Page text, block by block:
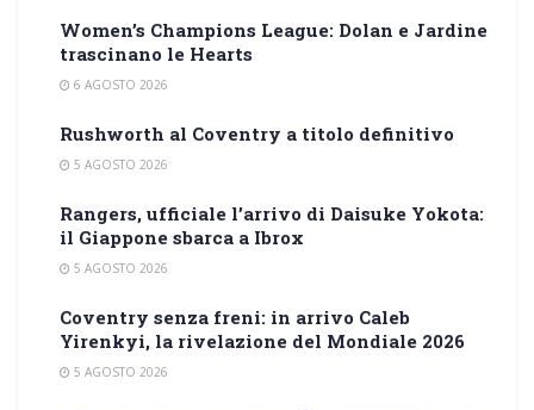
Women’s Champions League: Dolan e Jardine
trascinano le Hearts
6 AGOSTO 2026
Rushworth al Coventry a titolo definitivo
5 AGOSTO 2026
Rangers, ufficiale l’arrivo di Daisuke Yokota:
il Giappone sbarca a Ibrox
5 AGOSTO 2026
Coventry senza freni: in arrivo Caleb
Yirenkyi, la rivelazione del Mondiale 2026
5 AGOSTO 2026